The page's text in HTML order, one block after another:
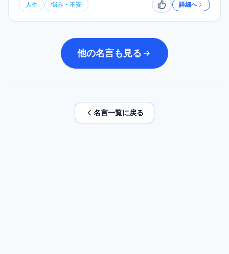
人生 悩み・不安 いいね詳細へ
他の名言も見る
名言一覧に戻る